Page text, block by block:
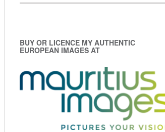
BUY OR LICENCE MY AUTHENTIC
EUROPEAN IMAGES AT